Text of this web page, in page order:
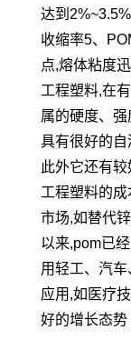
达到
收缩率5、
点,熔体粘度
工程塑料,在
属的硬度、
具有很好的
此外它还有
工程塑料的
市场,如替代
以来,pom已
用轻工、汽
应用,如医疗
好的增长态势